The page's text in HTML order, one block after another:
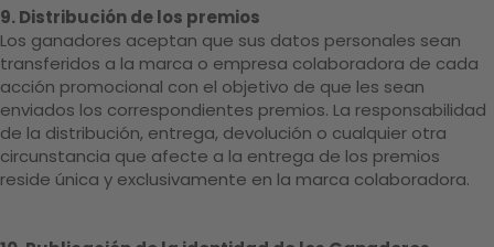
9. Distribución de los premios
Los ganadores aceptan que sus datos personales sean
transferidos a la marca o empresa colaboradora de cada
acción promocional con el objetivo de que les sean
enviados los correspondientes premios. La responsabilidad
de la distribución, entrega, devolución o cualquier otra
circunstancia que afecte a la entrega de los premios
reside única y exclusivamente en la marca colaboradora.